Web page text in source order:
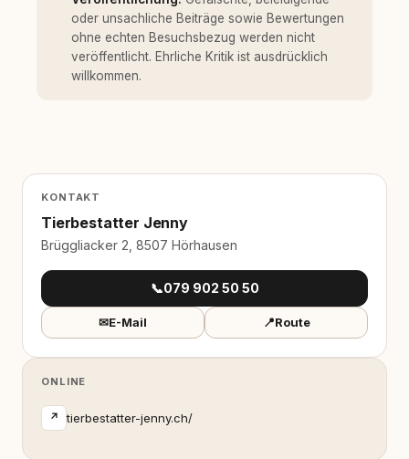
oder unsachliche Beiträge sowie Bewertungen
ohne echten Besuchsbezug werden nicht
veröffentlicht. Ehrliche Kritik ist ausdrücklich
willkommen.
KONTAKT
Tierbestatter Jenny
Brüggliacker 2, 8507 Hörhausen
📞079 902 50 50
✉E-Mail 📍Route
ONLINE
↗ tierbestatter-jenny.ch/